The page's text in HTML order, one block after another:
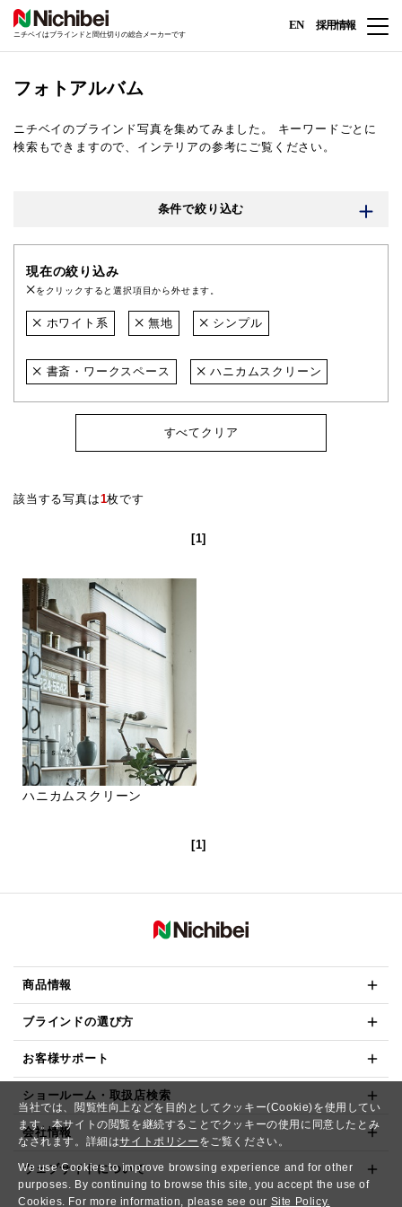
当社では、閲覧性向上などを目的としてクッキー(Cookie)を使用してい
ます。本サイトの閲覧を継続することでクッキーの使用に同意したとみ
なされます。詳細はサイトポリシー をご覧ください。
We use Cookies to improve browsing experience and for other
purposes. By continuing to browse this site, you accept the use of
Cookies. For more information, please see our Site Policy.
ニチベイはブラインドと間仕切りの総合メーカーです
EN 採用情報
フォトアルバム
ニチベイのブラインド写真を集めてみました。
キーワードごとに
検索もできますので、インテリアの参考にご覧ください。
条件で絞り込む
現在の絞り込み
をクリックすると選択項目から外せます。
ホワイト系 無地 シンプル
書斎・ワークスペース ハニカムスクリーン
すべてクリア
該当する写真は1枚です
[1]
ハニカムスクリーン
[1]
商品情報
ブラインドの選び方
お客様サポート
ショールーム・取扱店検索
会社情報
ウェブサイトについて